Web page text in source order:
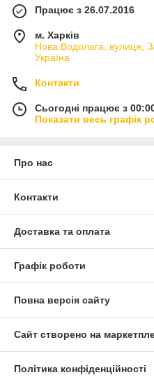
Працює з 26.07.2016
м. Харків
Нова Водолага, вулиця,
Україна
Контакти
Сьогодні працює з
Показати весь графік
Про нас
Контакти
Доставка та оплата
Графік роботи
Повна версія сайту
Сайт створено на
Політика конфіденційності